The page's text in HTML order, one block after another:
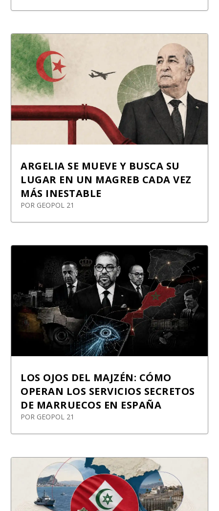
ARGELIA SE MUEVE Y BUSCA SU
LUGAR EN UN MAGREB CADA VEZ
MÁS INESTABLE
POR GEOPOL 21
LOS OJOS DEL MAJZÉN: CÓMO
OPERAN LOS SERVICIOS SECRETOS
DE MARRUECOS EN ESPAÑA
POR GEOPOL 21